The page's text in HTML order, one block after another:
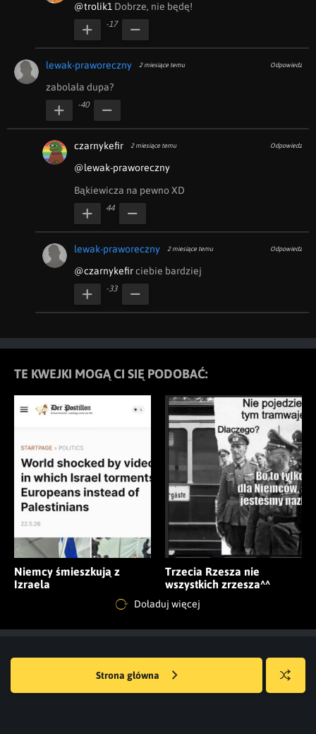
@trolik1 Dobrze, nie będę!
-17
lewak-praworeczny 2 miesiące temu Odpowiedz
zabolała dupa?
-40
czarnykefir 2 miesiące temu Odpowiedz
@lewak-praworeczny
Bąkiewicza na pewno XD
44
lewak-praworeczny 2 miesiące temu Odpowiedz
@czarnykefir ciebie bardziej
-33
TE KWEJKI MOGĄ CI SIĘ PODOBAĆ:
Niemcy śmieszkują z
Izraela
Trzecia Rzesza nie
wszystkich zrzesza^^
Doładuj więcej
Strona główna